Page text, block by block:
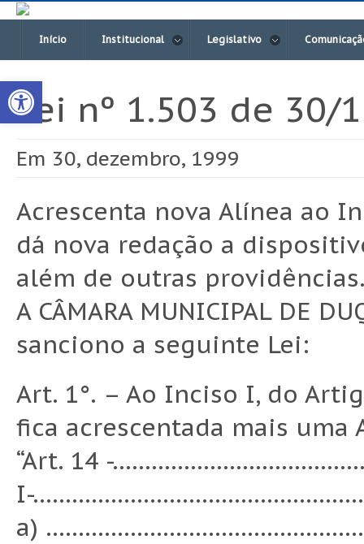
Open toolbar
Início Institucional Legislativo
Lei nº 1.503 de 30/
Em 30, dezembro, 1999
Acrescenta nova Alínea ao
dá nova redação a
além de outras
A CÂMARA MUNICIPAL DE
sanciono a seguinte Lei:
Art. 1°. – Ao Inciso I, do
fica acrescentada mais uma
“Art. 14 -
I-
a)